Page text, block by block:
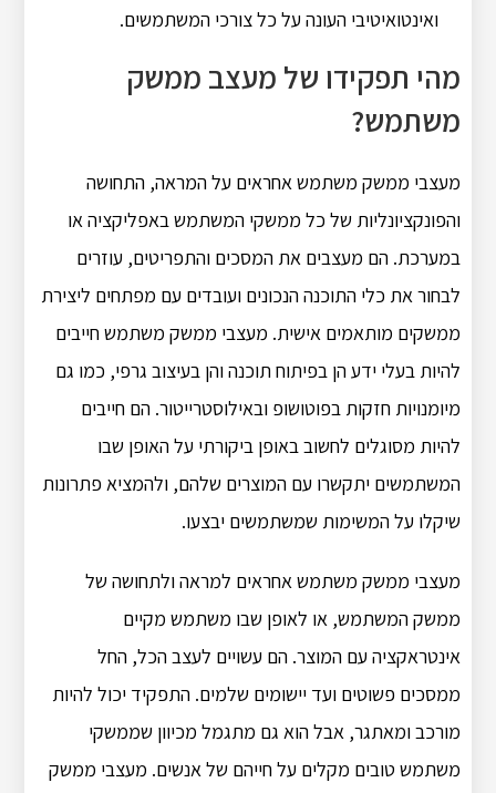
ואינטואיטיבי העונה על כל צורכי המשתמשים.
מהי תפקידו של מעצב ממשק
משתמש?
מעצבי ממשק משתמש אחראים על המראה, התחושה
והפונקציונליות של כל ממשקי המשתמש באפליקציה או
במערכת. הם מעצבים את המסכים והתפריטים, עוזרים
לבחור את כלי התוכנה הנכונים ועובדים עם מפתחים ליצירת
ממשקים מותאמים אישית. מעצבי ממשק משתמש חייבים
להיות בעלי ידע הן בפיתוח תוכנה והן בעיצוב גרפי, כמו גם
מיומנויות חזקות בפוטושופ ובאילוסטרייטור. הם חייבים
להיות מסוגלים לחשוב באופן ביקורתי על האופן שבו
המשתמשים יתקשרו עם המוצרים שלהם, ולהמציא פתרונות
שיקלו על המשימות שמשתמשים יבצעו.
מעצבי ממשק משתמש אחראים למראה ולתחושה של
ממשק המשתמש, או לאופן שבו משתמש מקיים
אינטראקציה עם המוצר. הם עשויים לעצב הכל, החל
ממסכים פשוטים ועד יישומים שלמים. התפקיד יכול להיות
מורכב ומאתגר, אבל הוא גם מתגמל מכיוון שממשקי
משתמש טובים מקלים על חייהם של אנשים. מעצבי ממשק